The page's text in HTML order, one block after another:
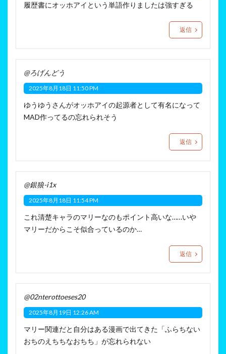
履歴書にオッホアイという単語作りましたは強すぎる
返信
@ろげんどう
2025年8月18日 11:50 PM
ゆうゆうさんがオッホアイの起源者として有名になって
MAD作ってるの忘れられそう
返信
@銀狼-i1x
2025年8月18日 11:54 PM
これ清楚キャラのマリーなのもポイント高いな……いや
マリーだからこそ似合っているのか…
返信
@02nterottoeses20
2025年8月19日 12:26 AM
マリー関連だと自分はある漫画で出てきた「ふらちない
おちのえちちなおちち」が忘れられない